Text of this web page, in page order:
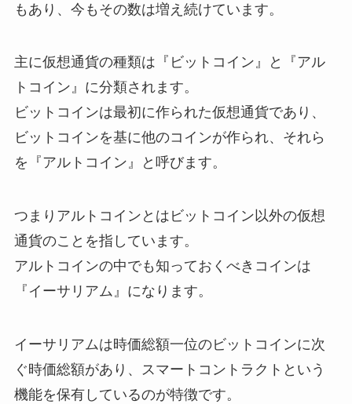
もあり、今もその数は増え続けています。
主に仮想通貨の種類は『ビットコイン』と『アル
トコイン』に分類されます。
ビットコインは最初に作られた仮想通貨であり、
ビットコインを基に他のコインが作られ、それら
を『アルトコイン』と呼びます。
つまりアルトコインとはビットコイン以外の仮想
通貨のことを指しています。
アルトコインの中でも知っておくべきコインは
『イーサリアム』になります。
イーサリアムは時価総額一位のビットコインに次
ぐ時価総額があり、スマートコントラクトという
機能を保有しているのが特徴です。